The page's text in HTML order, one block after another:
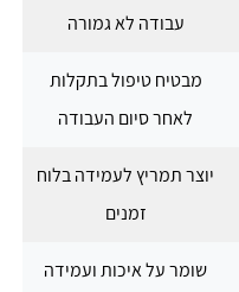
עבודה לא גמורה
מבטיח טיפול בתקלות
לאחר סיום העבודה
יוצר תמריץ לעמידה בלוח
זמנים
שומר על איכות ועמידה